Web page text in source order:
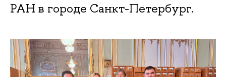
РАН в городе Санкт-Петербург.